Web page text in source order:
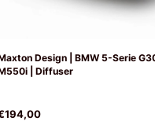
Design | BMW 5-Serie
| Diffuser